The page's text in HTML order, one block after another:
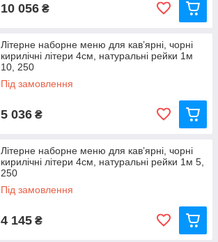
10 056 ₴
Літерне наборне меню для кав’ярні, чорні
кирилічні літери 4см, натуральні рейки 1м
10, 250
Під замовлення
5 036 ₴
Літерне наборне меню для кав’ярні, чорні
кирилічні літери 4см, натуральні рейки 1м 5,
250
Під замовлення
4 145 ₴